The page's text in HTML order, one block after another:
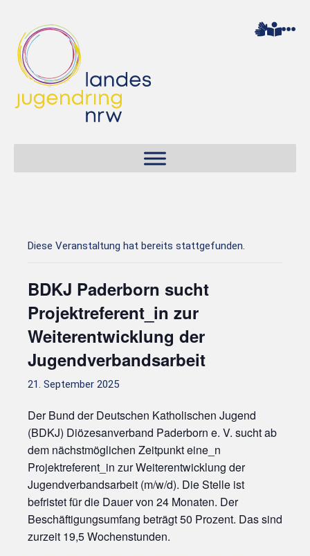
Diese Veranstaltung hat bereits stattgefunden.
BDKJ Paderborn sucht
Projektreferent_in zur
Weiterentwicklung der
Jugendverbandsarbeit
21. September 2025
Der Bund der Deutschen Katholischen Jugend
(BDKJ) Diözesanverband Paderborn e. V. sucht ab
dem nächstmöglichen Zeitpunkt eine_n
Projektreferent_in zur Weiterentwicklung der
Jugendverbandsarbeit (m/w/d). Die Stelle ist
befristet für die Dauer von 24 Monaten. Der
Beschäftigungsumfang beträgt 50 Prozent. Das sind
zurzeit 19,5 Wochenstunden.